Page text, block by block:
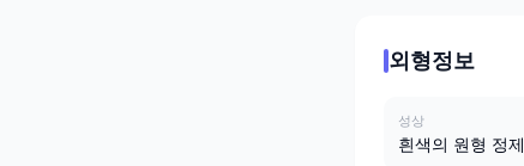
외형정보
성상
흰색의 원형 정제